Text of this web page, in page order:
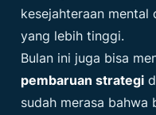
kesejahteraan mental
yang lebih tinggi.
Bulan ini juga bisa
pembaruan strategi
sudah merasa bahwa